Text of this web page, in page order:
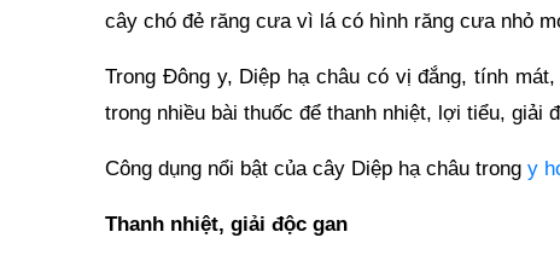
cây chó đẻ răng cưa vì lá có hình răng cưa nhỏ
Trong Đông y, Diệp hạ châu có vị đắng, tính
trong nhiều bài thuốc để thanh nhiệt, lợi tiểu, giải
Công dụng nổi bật của cây Diệp hạ châu trong y
Thanh nhiệt, giải độc gan